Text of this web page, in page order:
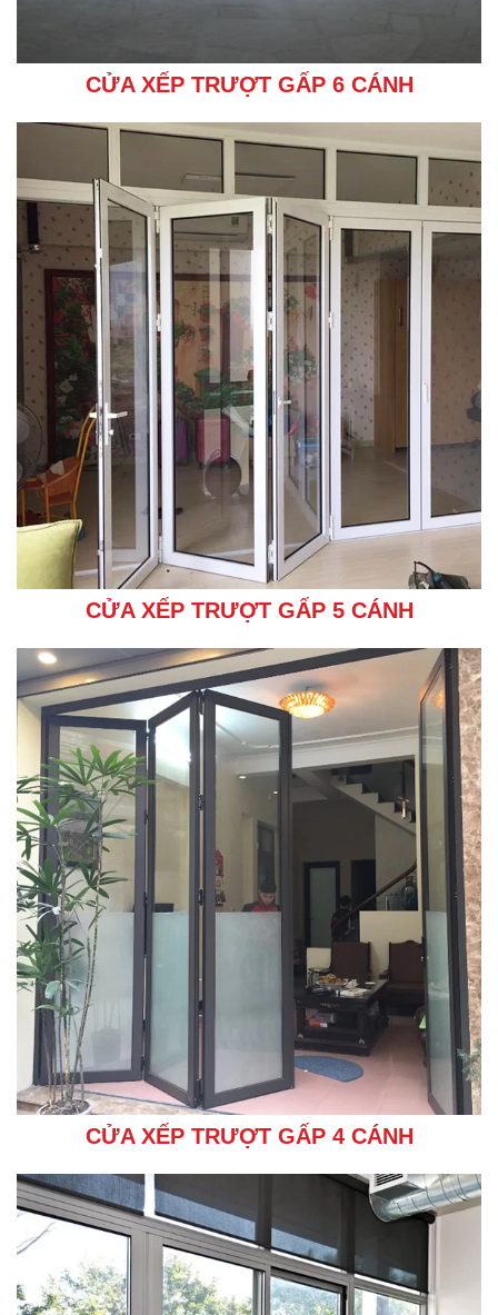
CỬA XẾP TRƯỢT GẤP 6 CÁNH
CỬA XẾP TRƯỢT GẤP 5 CÁNH
CỬA XẾP TRƯỢT GẤP 4 CÁNH